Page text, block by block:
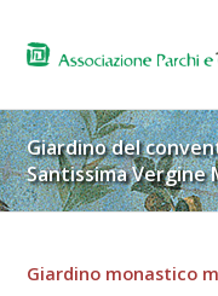
Giardino del
Santissima Vergine
Giardino monastico